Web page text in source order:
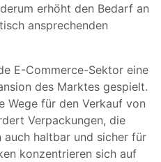
erhöht den Bedarf an
ansprechenden
E-Commerce-Sektor eine
des Marktes gespielt.
Wege für den Verkauf von
Verpackungen, die
haltbar und sicher für
konzentrieren sich auf